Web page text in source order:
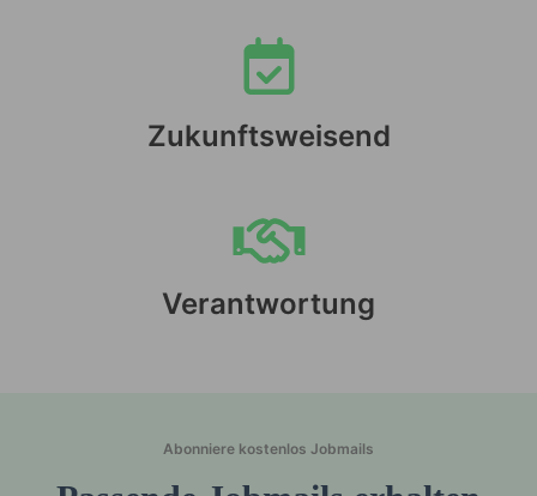
Zukunftsweisend
Verantwortung
Abonniere kostenlos Jobmails